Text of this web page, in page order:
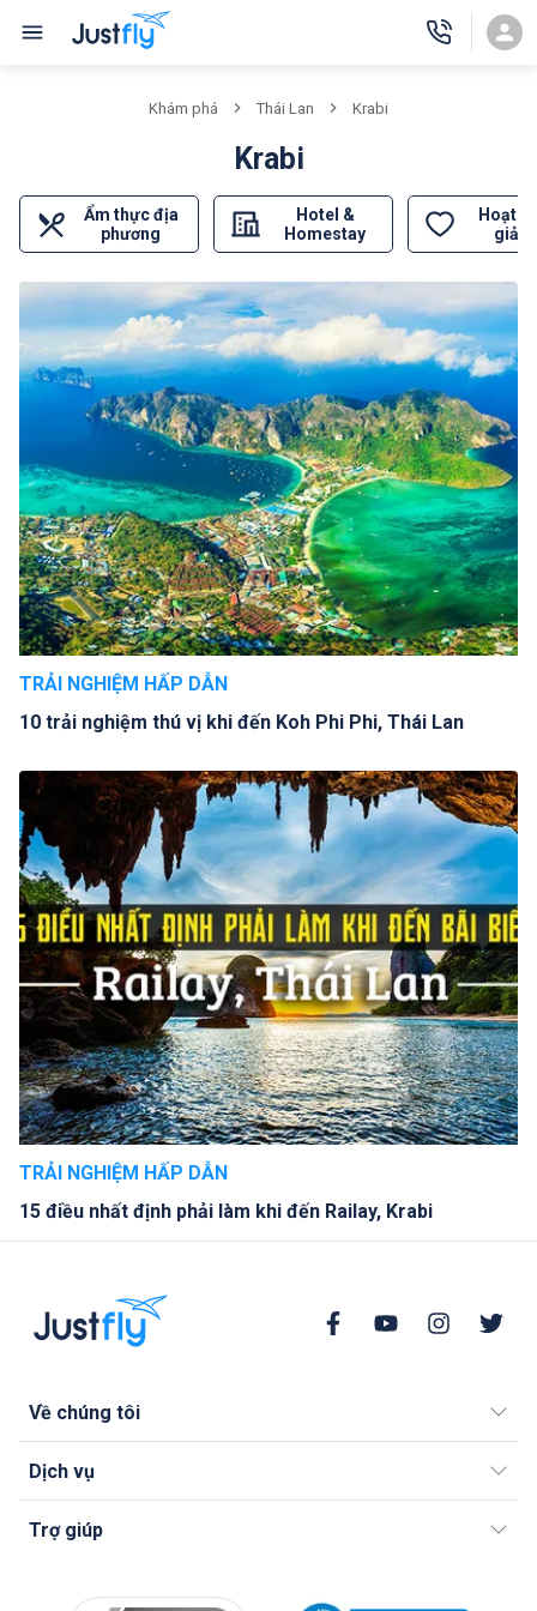
Khám phá Thái Lan Krabi
Krabi
Ẩm thực địa
phương
Hotel &
Homestay
Hoạt
giải
TRẢI NGHIỆM HẤP DẪN
10 trải nghiệm thú vị khi đến Koh Phi Phi, Thái Lan
TRẢI NGHIỆM HẤP DẪN
15 điều nhất định phải làm khi đến Railay, Krabi
Về chúng tôi
Dịch vụ
Trợ giúp